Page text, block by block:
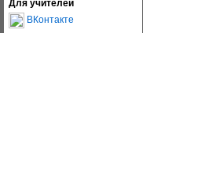
Для учителей
ВКонтакте